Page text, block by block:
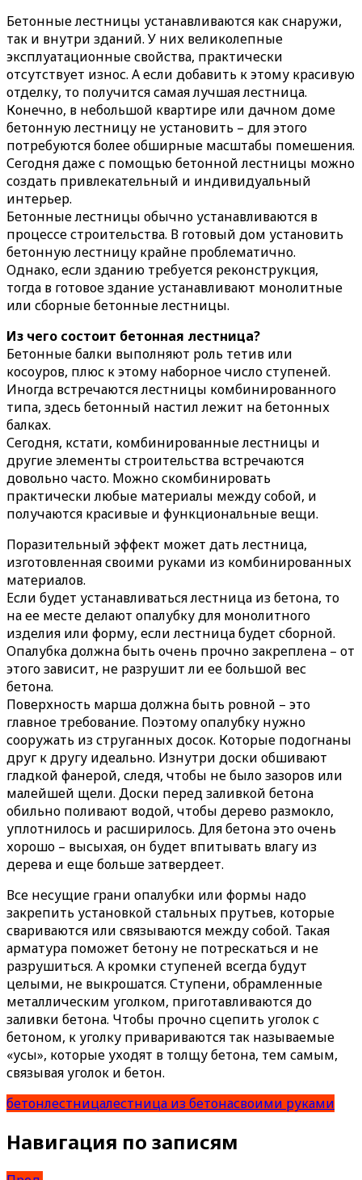
Бетонные лестницы устанавливаются как снаружи,
так и внутри зданий. У них великолепные
эксплуатационные свойства, практически
отсутствует износ. А если добавить к этому красивую
отделку, то получится самая лучшая лестница.
Конечно, в небольшой квартире или дачном доме
бетонную лестницу не установить – для этого
потребуются более обширные масштабы помешения.
Сегодня даже с помощью бетонной лестницы можно
создать привлекательный и индивидуальный
интерьер.
Бетонные лестницы обычно устанавливаются в
процессе строительства. В готовый дом установить
бетонную лестницу крайне проблематично.
Однако, если зданию требуется реконструкция,
тогда в готовое здание устанавливают монолитные
или сборные бетонные лестницы.
Из чего состоит бетонная лестница?
Бетонные балки выполняют роль тетив или
косоуров, плюс к этому наборное число ступеней.
Иногда встречаются лестницы комбинированного
типа, здесь бетонный настил лежит на бетонных
балках.
Сегодня, кстати, комбинированные лестницы и
другие элементы строительства встречаются
довольно часто. Можно скомбинировать
практически любые материалы между собой, и
получаются красивые и функциональные вещи.
Поразительный эффект может дать лестница,
изготовленная своими руками из комбинированных
материалов.
Если будет устанавливаться лестница из бетона, то
на ее месте делают опалубку для монолитного
изделия или форму, если лестница будет сборной.
Опалубка должна быть очень прочно закреплена – от
этого зависит, не разрушит ли ее большой вес
бетона.
Поверхность марша должна быть ровной – это
главное требование. Поэтому опалубку нужно
сооружать из струганных досок. Которые подогнаны
друг к другу идеально. Изнутри доски обшивают
гладкой фанерой, следя, чтобы не было зазоров или
малейшей щели. Доски перед заливкой бетона
обильно поливают водой, чтобы дерево размокло,
уплотнилось и расширилось. Для бетона это очень
хорошо – высыхая, он будет впитывать влагу из
дерева и еще больше затвердеет.
Все несущие грани опалубки или формы надо
закрепить установкой стальных прутьев, которые
свариваются или связываются между собой. Такая
арматура поможет бетону не потрескаться и не
разрушиться. А кромки ступеней всегда будут
целыми, не выкрошатся. Ступени, обрамленные
металлическим уголком, приготавливаются до
заливки бетона. Чтобы прочно сцепить уголок с
бетоном, к уголку привариваются так называемые
«усы», которые уходят в толщу бетона, тем самым,
связывая уголок и бетон.
бетонлестницалестница из бетонасвоими руками
Навигация по записям